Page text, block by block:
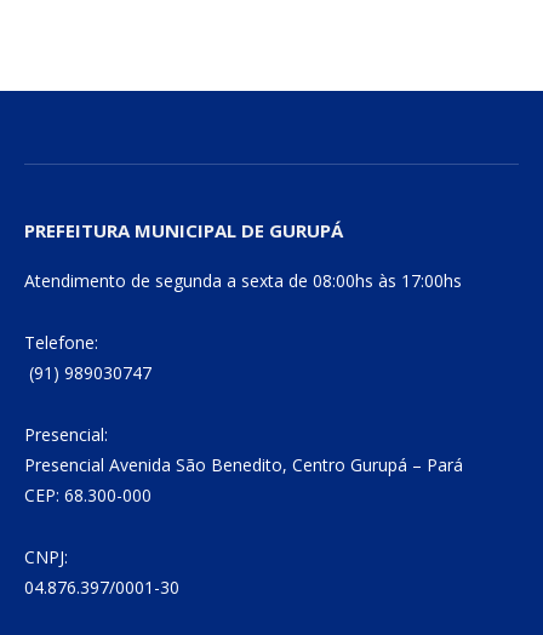
PREFEITURA MUNICIPAL DE GURUPÁ
Atendimento de segunda a sexta de 08:00hs às 17:00hs
Telefone:
(91) 989030747
Presencial:
Presencial Avenida São Benedito, Centro Gurupá – Pará
CEP: 68.300-000
CNPJ:
04.876.397/0001-30